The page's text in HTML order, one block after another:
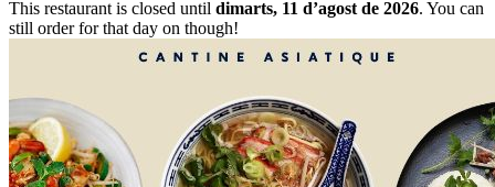
This restaurant is closed until dimarts, 11 d’agost de 2026. You can
still order for that day on though!